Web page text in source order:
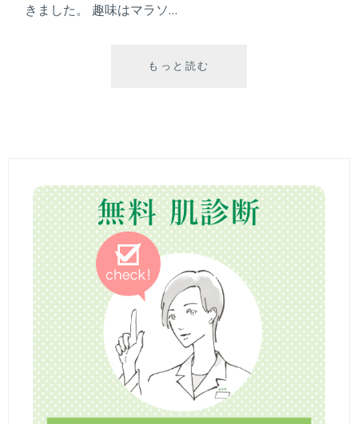
きました。 趣味はマラソ…
もっと読む
ケ
ア
！
冬
の
乾
燥
対
策
』
ー
マ
マ
だ